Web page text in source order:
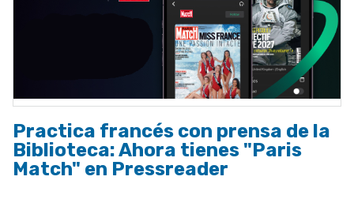
Practica francés con prensa de la
Biblioteca: Ahora tienes "Paris
Match" en Pressreader